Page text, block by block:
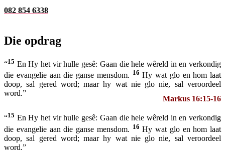
082 854 6338
Die opdrag
“15 En Hy het vir hulle gesê: Gaan die hele wêreld in en verkondig
die evangelie aan die ganse mensdom. 16 Hy wat glo en hom laat
doop, sal gered word; maar hy wat nie glo nie, sal veroordeel
word.”
Markus 16:15-16
“15 En Hy het vir hulle gesê: Gaan die hele wêreld in en verkondig
die evangelie aan die ganse mensdom. 16 Hy wat glo en hom laat
doop, sal gered word; maar hy wat nie glo nie, sal veroordeel
word.”